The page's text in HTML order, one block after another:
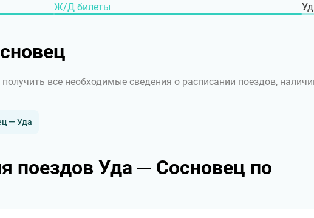
Ж/Д билеты
все необходимые сведения о расписании поездов,
— Уда
поездов Уда ─ Сосновец по